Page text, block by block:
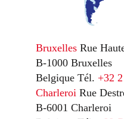
Bruxelles Rue
B-1000 Bruxelles
Belgique Tél. +32
Charleroi Rue
B-6001 Charleroi